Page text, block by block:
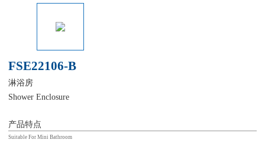
FSE22106-B
淋浴房
Shower Enclosure
产品特点
Suitable For Mini Bathroom